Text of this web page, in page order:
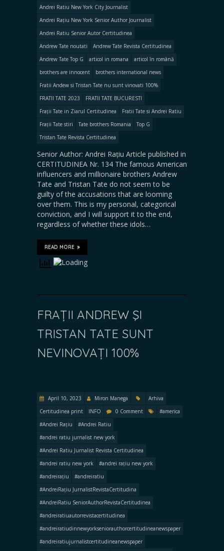
Andrei Ratiu New York City Journalist
Andrei Rațiu New York Senior Author Journalist
Andrei Ratiu Senior Autor Certitudinea
Andrew Tate noutati
Andrew Tate Revista Certitudinea
Andrew Tate Top G
articol in romana
articol în română
brothers are innocent
brothers international news
Fratii Andew si Tristan Tate nu sunt vinovati 100%
FRATII TATE 2023
FRATII TATE BUCURESTI
Frații Tate in Ziarul Certitudinea
Fratii Tate si Andrei Ratiu
Frații Tate stiri
Tate brothers Romania
Top G
Tristan Tate Revista Certitudinea
Senior Author: Andrei Rațiu Article published in
CERTITUDINEA Nr. 134 The famous American
influencers and millionaire brothers Andrew
Tate and Tristan Tate do not seem to be
guilty of the accusations that are looming
over them. This is my personal, categorical
conviction, and I will support it to the end,
regardless of whether these idols…
READ MORE
FRAȚII ANDREW ŞI
TRISTAN TATE SUNT
NEVINOVAȚI 100%
April 10, 2023 Miron Manega
Arhiva
Certitudinea print
INFO 0 Comment
#america
#Andrei Rațiu
#Andrei Ratiu
#andrei ratiu jurnalist new york
#Andrei Ratiu Jurnalist Revista Certitudinea
#andrei ratiu new york
#andrei rațiu new york
#andreirațiu
#andreiratiu
#AndreiRațiu JurnalistRevistaCertitudina
#AndreiRatiu SeniorAuthorRevistaCertitudinea
#andreiratiuautorrevistacertitudinea
#andreiratiudinnewyorkseniorauthorcertitudineanewspaper
#andreiratiujurnalistcertitudineanewspaper